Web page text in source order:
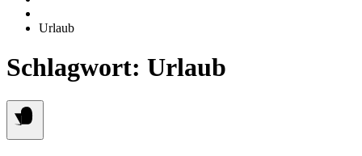
|
Oberlausitz
Shop
Regional
online
Urlaub
Schlagwort: Urlaub